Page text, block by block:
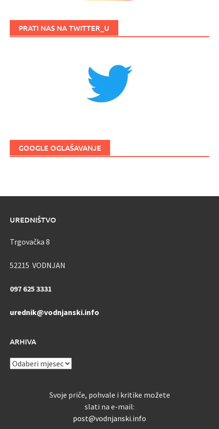
PRATI NAS NA TWITTER_U
GOOGLE OGLAŠAVANJE
UREDNIŠTVO
Trgovačka 8
52215 VODNJAN
097 625 3331
urednik@vodnjanski.info
ARHIVA
ARHIVA
Svoje priče, pohvale i kritike možete
slati na e-mail:
post@vodnjanski.info